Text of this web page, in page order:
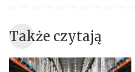
Także czytają